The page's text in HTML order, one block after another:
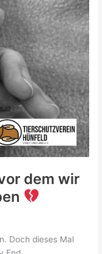
dem wir
Doch dieses Mal